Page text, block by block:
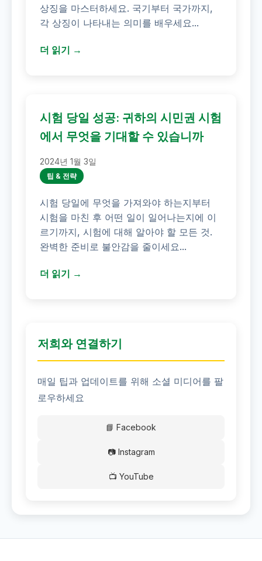
상징을 마스터하세요. 국기부터 국가까지,
각 상징이 나타내는 의미를 배우세요...
더 읽기 →
시험 당일 성공: 귀하의 시민권 시험
에서 무엇을 기대할 수 있습니까
2024년 1월 3일
팁 & 전략
시험 당일에 무엇을 가져와야 하는지부터
시험을 마친 후 어떤 일이 일어나는지에 이
르기까지, 시험에 대해 알아야 할 모든 것.
완벽한 준비로 불안감을 줄이세요...
더 읽기 →
저희와 연결하기
매일 팁과 업데이트를 위해 소셜 미디어를 팔
로우하세요
📘 Facebook
📷 Instagram
📺 YouTube